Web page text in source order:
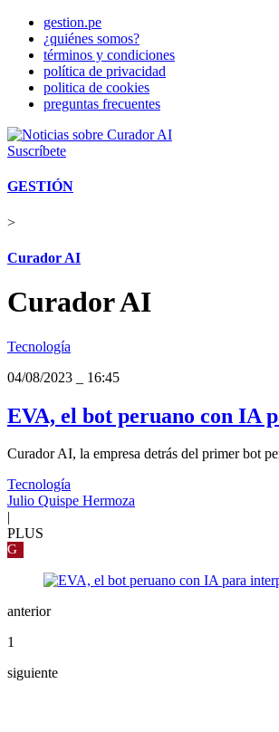
gestion.pe
¿quiénes somos?
términos y condiciones
política de privacidad
politica de cookies
preguntas frecuentes
Suscríbete
GESTIÓN
>
Curador AI
Curador AI
Tecnología
04/08/2023
16:45
EVA, el bot peruano con IA
Curador AI, la empresa detrás del primer bot
Tecnología
Julio Quispe Hermoza
PLUS
G
anterior
1
siguiente